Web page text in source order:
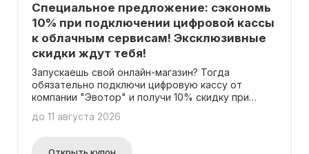
Специальное предложение: сэкономь
10% при подключении цифровой кассы
к облачным сервисам! Эксклюзивные
скидки ждут тебя!
Запускаешь свой онлайн-магазин? Тогда
обязательно подключи цифровую кассу от
компании "Эвотор" и получи 10% скидку при
данном предложении ты сможешь найти на
промокод для этого.
до 11 августа 2026